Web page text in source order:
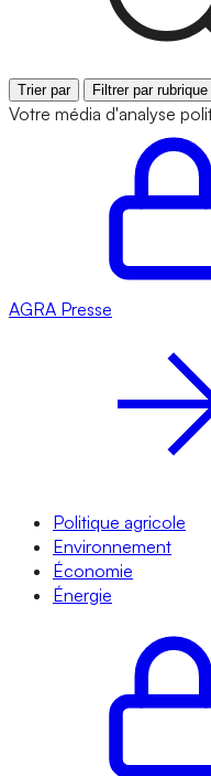
Trier par Filtrer par rubrique
Votre média d'analyse
AGRA Presse
Politique agricole
Environnement
Économie
Énergie